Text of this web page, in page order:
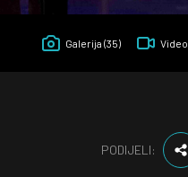
Galerija (35) Video
PODIJELI: